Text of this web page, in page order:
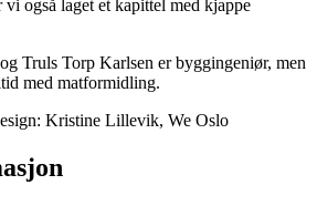
også laget et kapittel med kjappe
Truls Torp Karlsen er byggingeniør, men
med matformidling.
Kristine Lillevik, We Oslo